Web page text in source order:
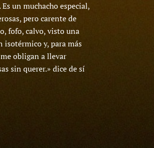
un muchacho especial,
pero carente de
fofo, calvo, visto una
isotérmico y, para más
obligan a llevar
sin querer.» dice de sí